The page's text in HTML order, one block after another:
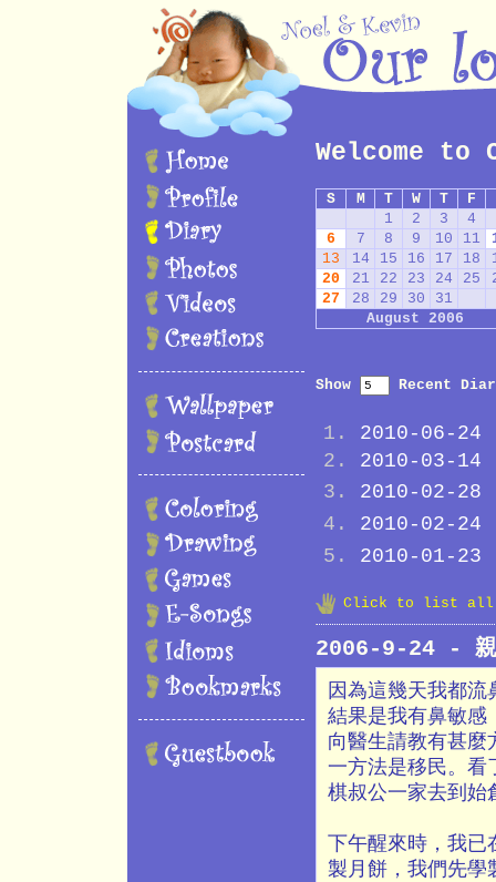
Welcome
S M T W T F
1
2 3 4
6
7 8 9 10 11
13
14 15 16 17 18
20
21 22 23 24 25
27
28 29 30
31
August 2006
Show Recent
2010-06-24
2010-03-14
2010-02-28
2010-02-24
2010-01-23
Click to list
2006-9-24 - 親
因為這幾天我都
結果是我有鼻敏感
向醫生請教有甚麼
一方法是移民。看
棋叔公一家去到始
下午醒來時，我
製月餅，我們先學